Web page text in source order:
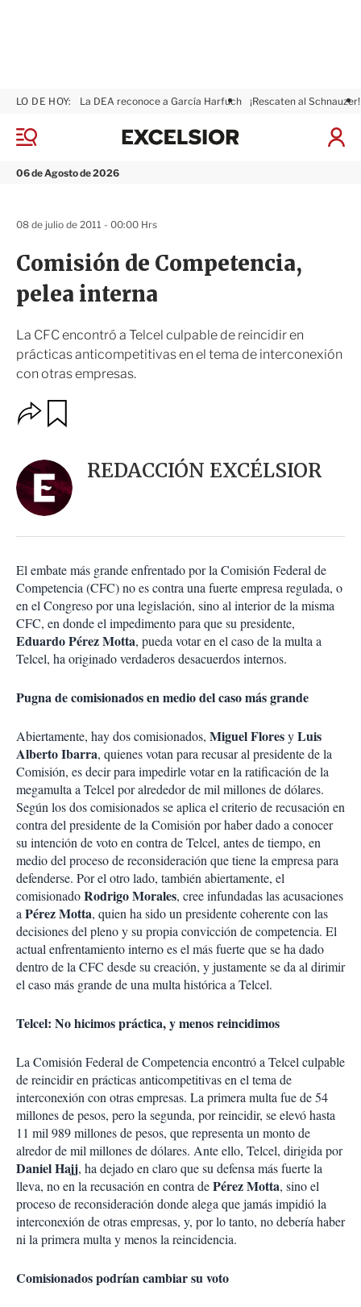
M
n
06 de Agosto de 2026
LO DE HOY: La DEA reconoce a García Harfuch ¡Rescaten al Schnauzer!
I
x
Comisión de Competencia,
pelea interna
La CFC encontró a Telcel culpable de reincidir en
prácticas anticompetitivas en el tema de interconexión
con otras empresas.
08 de julio de 2011 - 00:00 Hrs
O
p
n
e
s
o
m
p
a
r
t
i
a
r
REDACCIÓN EXCÉLSIOR
El embate más grande enfrentado por la Comisión Federal de
Competencia (CFC) no es contra una fuerte empresa regulada, o
en el Congreso por una legislación, sino al interior de la misma
CFC, en donde el impedimento para que su presidente,
Eduardo Pérez Motta, pueda votar en el caso de la multa a
Telcel, ha originado verdaderos desacuerdos internos.
Pugna de comisionados en medio del caso más grande
Abiertamente, hay dos comisionados, Miguel FloresyLuis
Alberto Ibarra, quienes votan para recusar al presidente de la
Comisión, es decir para impedirle votar en la ratificación de la
megamulta a Telcel por alrededor de mil millones de dólares.
Según los dos comisionados se aplica el criterio de recusación en
contra del presidente de la Comisión por haber dado a conocer
su intención de voto en contra de Telcel, antes de tiempo, en
medio del proceso de reconsideración que tiene la empresa para
defenderse. Por el otro lado, también abiertamente, el
comisionadoRodrigo Morales, cree infundadas las acusaciones
a Pérez Motta, quien ha sido un presidente coherente con las
decisiones del pleno y su propia convicción de competencia. El
actual enfrentamiento interno es el más fuerte que se ha dado
dentro de la CFC desde su creación, y justamente se da al dirimir
el caso más grande de una multa histórica a Telcel.
Telcel: No hicimos práctica, y menos reincidimos
La Comisión Federal de Competencia encontró a Telcel culpable
de reincidir en prácticas anticompetitivas en el tema de
interconexión con otras empresas. La primera multa fue de 54
millones de pesos, pero la segunda, por reincidir, se elevó hasta
11 mil 989 millones de pesos, que representa un monto de
alredor de mil millones de dólares. Ante ello, Telcel, dirigida por
Daniel Hajj, ha dejado en claro que su defensa más fuerte la
lleva, no en la recusación en contra dePérez Motta, sino el
proceso de reconsideración donde alega que jamás impidió la
interconexión de otras empresas, y, por lo tanto, no debería haber
ni la primera multa y menos la reincidencia.
Comisionados podrían cambiar su voto